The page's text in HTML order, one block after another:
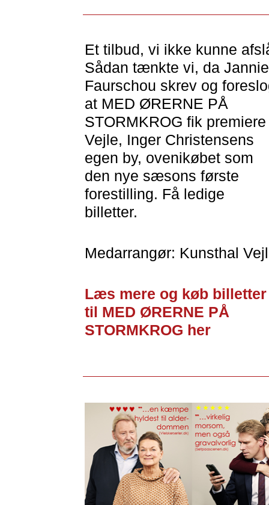
Et tilbud, vi ikke kunne
Sådan tænkte vi, da Jannie
Faurschou skrev og
at MED ØRERNE PÅ
STORMKROG fik premiere
Vejle, Inger Christensens
egen by, ovenikøbet som
den nye sæsons første
forestilling. Få ledige
billetter.
Medarrangør: Kunsthal
Læs mere og køb billetter
til MED ØRERNE PÅ
STORMKROG her